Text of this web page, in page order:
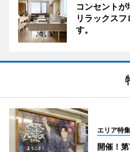
コンセント
リラックス
す。
エリア特集
開催！